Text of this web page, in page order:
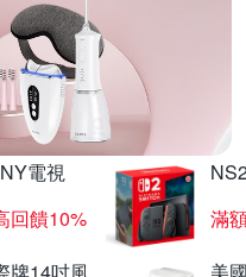
電視
回饋10%
滿